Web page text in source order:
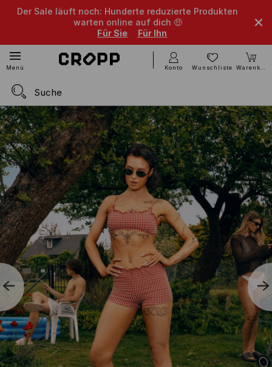
Der Sale läuft noch: Hunderte reduzierte Produkten
warten online auf dich 🤑
Für Sie
Für Ihn
Menü Konto Wunschliste Warenkorb